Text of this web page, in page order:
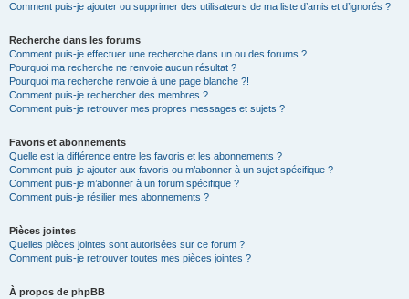
Comment puis-je ajouter ou supprimer des utilisateurs de ma liste d’amis et d’ignorés ?
Recherche dans les forums
Comment puis-je effectuer une recherche dans un ou des forums ?
Pourquoi ma recherche ne renvoie aucun résultat ?
Pourquoi ma recherche renvoie à une page blanche ?!
Comment puis-je rechercher des membres ?
Comment puis-je retrouver mes propres messages et sujets ?
Favoris et abonnements
Quelle est la différence entre les favoris et les abonnements ?
Comment puis-je ajouter aux favoris ou m’abonner à un sujet spécifique ?
Comment puis-je m’abonner à un forum spécifique ?
Comment puis-je résilier mes abonnements ?
Pièces jointes
Quelles pièces jointes sont autorisées sur ce forum ?
Comment puis-je retrouver toutes mes pièces jointes ?
À propos de phpBB